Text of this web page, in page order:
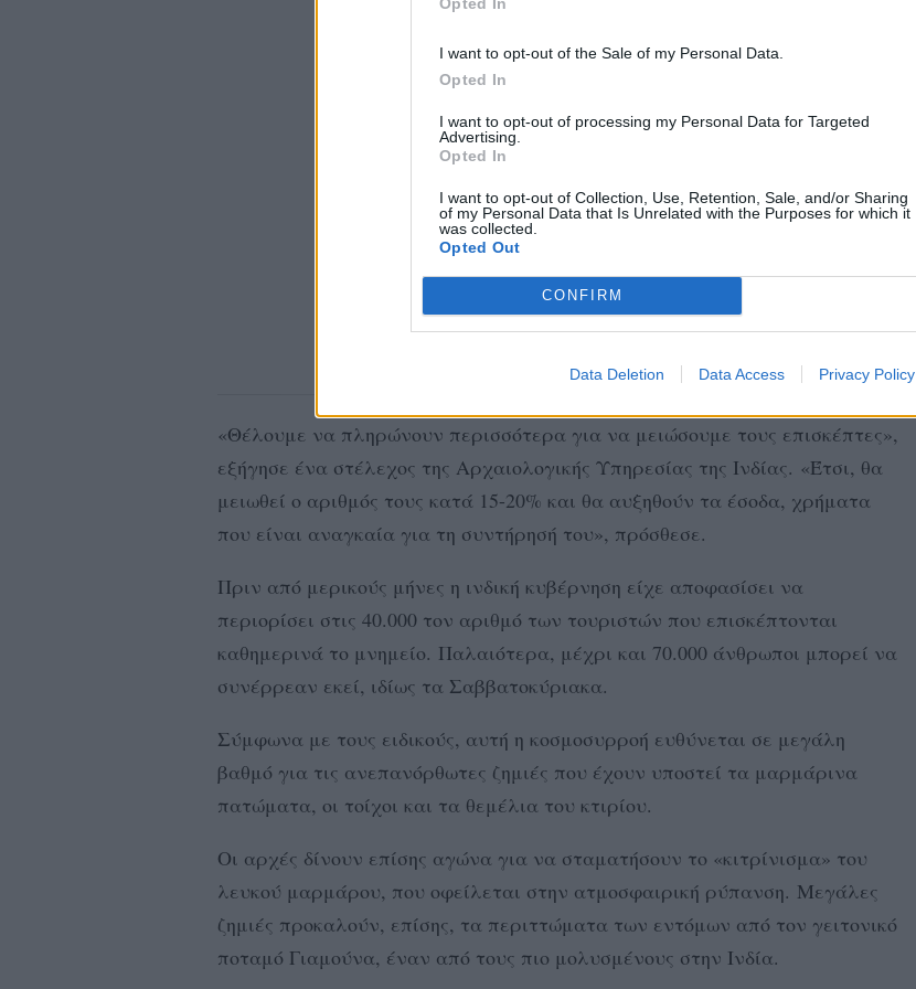
I want to opt-out of the Sale of my Personal Data.
Opted In
I want to opt-out of processing my Personal Data for Targeted
Advertising.
Opted In
I want to opt-out of Collection, Use, Retention, Sale, and/or Sharing
of my Personal Data that Is Unrelated with the Purposes for which it
was collected.
Opted Out
CONFIRM
Data Deletion Data Access Privacy Policy
«Θέλουμε να πληρώνουν περισσότερα για να μειώσουμε τους επισκέπτες»,
εξήγησε ένα στέλεχος της Αρχαιολογικής Υπηρεσίας της Ινδίας. «Έτσι, θα
μειωθεί ο αριθμός τους κατά 15-20% και θα αυξηθούν τα έσοδα, χρήματα
που είναι αναγκαία για τη συντήρησή του», πρόσθεσε.
Πριν από μερικούς μήνες η ινδική κυβέρνηση είχε αποφασίσει να
περιορίσει στις 40.000 τον αριθμό των τουριστών που επισκέπτονται
καθημερινά το μνημείο. Παλαιότερα, μέχρι και 70.000 άνθρωποι μπορεί να
συνέρρεαν εκεί, ιδίως τα Σαββατοκύριακα.
Σύμφωνα με τους ειδικούς, αυτή η κοσμοσυρροή ευθύνεται σε μεγάλη
βαθμό για τις ανεπανόρθωτες ζημιές που έχουν υποστεί τα μαρμάρινα
πατώματα, οι τοίχοι και τα θεμέλια του κτιρίου.
Οι αρχές δίνουν επίσης αγώνα για να σταματήσουν το «κιτρίνισμα» του
λευκού μαρμάρου, που οφείλεται στην ατμοσφαιρική ρύπανση. Μεγάλες
ζημιές προκαλούν, επίσης, τα περιττώματα των εντόμων από τον γειτονικό
ποταμό Γιαμούνα, έναν από τους πιο μολυσμένους στην Ινδία.